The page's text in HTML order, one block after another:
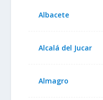
Albacete
Alcalá del Jucar
Almagro